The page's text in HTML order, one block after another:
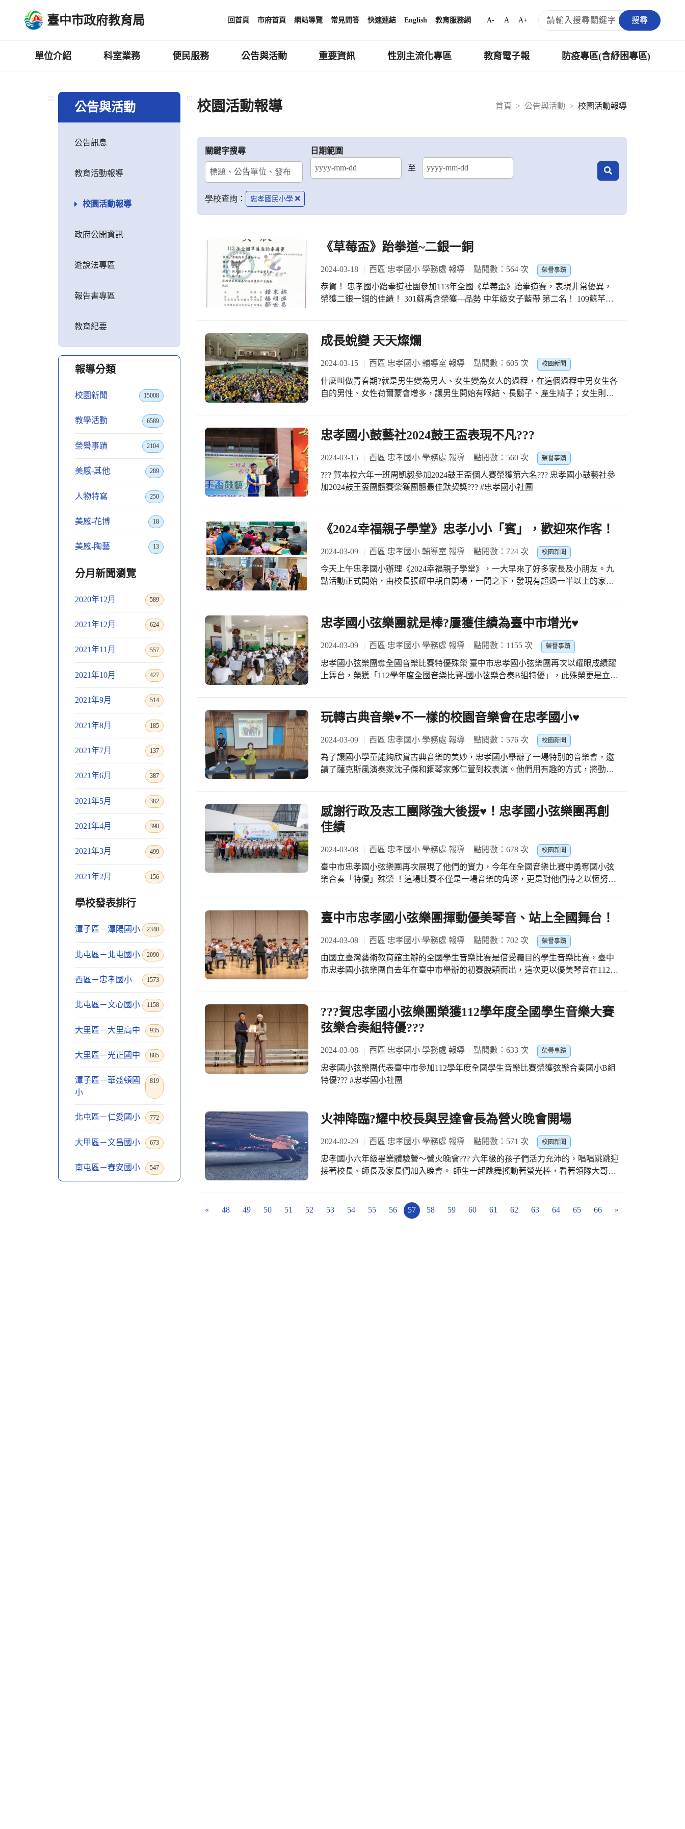
臺中市政府教育局 回首頁 市府首頁 網站導覽 常見問答 快速連結 English 教育服務網 A- A A+ 搜尋
單位介紹 科室業務 便民服務 公告與活動 重要資訊 性別主流化專區 教育電子報 防疫專區(含紓困專區)
:::
公告與活動
公告訊息
教育活動報導
校園活動報導
政府公開資訊
遊說法專區
報告書專區
教育紀要
報導分類
校園新聞 15008
教學活動 6589
榮譽事蹟 2104
美感-其他 289
人物特寫 250
美感-花博 18
美感-陶藝 13
分月新聞瀏覽
2020年12月 589
2021年12月 624
2021年11月 557
2021年10月 427
2021年9月 514
2021年8月 185
2021年7月 137
2021年6月 387
2021年5月 382
2021年4月 398
2021年3月 499
2021年2月 156
學校發表排行
潭子區－潭陽國小 2340
北屯區－北屯國小 2090
西區－忠孝國小 1573
北屯區－文心國小 1158
大里區－大里高中 935
大里區－光正國中 885
潭子區－華盛頓國
小
819
北屯區－仁愛國小 772
大甲區－文昌國小 673
南屯區－春安國小 547
:::
首頁
公告與活動 校園活動報導
校園活動報導
關鍵字搜尋
日期範圍
至
結束日期
學校查詢： 忠孝國民小學
《草莓盃》跆拳道~二銀一銅
2024-03-18 西區 忠孝國小 學務處 報導 點閱數：564 次 榮譽事蹟
恭賀！ 忠孝國小跆拳道社團參加113年全國《草莓盃》跆拳道賽，表現非常優異，
榮獲二銀一銅的佳績！ 301蘇禹含榮獲---品勢 中年級女子藍帶 第二名！ 109蘇芊含
成長蛻變 天天燦爛
2024-03-15 西區 忠孝國小 輔導室 報導 點閱數：605 次 校園新聞
什麼叫做青春期?就是男生變為男人、女生變為女人的過程，在這個過程中男女生各
自的男性、女性荷爾蒙會增多，讓男生開始有喉結、長鬍子、產生精子；女生則是
於夢遺不要感到害羞，只要記得:1.換掉髒的內褲2.身體洗乾淨3.換上乾淨的內褲及4.
自己清洗內褲，因為夢遺只是男生青春期後自然的生理現象，並記得運動時要穿合
身的內褲，晚上睡覺時可以換穿舒適的內褲。女生則是當胸部微微脹痛、腹部有微
脹的感覺時就代表月經快要來臨，只要初經來後，可以在書包準備隨身小袋，裡面
可放衛生棉、生理褲和衛生紙。當然，如果來不及準備，學校的健康中心及班級導
師都可以提供應急的衛生棉唷！
忠孝國小鼓藝社2024鼓王盃表現不凡???
2024-03-15 西區 忠孝國小 學務處 報導 點閱數：560 次 榮譽事蹟
??? 賀本校六年一班周凱毅參加2024鼓王盃個人賽榮獲第六名??? 忠孝國小鼓藝社參
加2024鼓王盃團體賽榮獲團體最佳默契獎??? #忠孝國小社團
《2024幸福親子學堂》忠孝小小「賓」，歡迎來作客！
2024-03-09 西區 忠孝國小 輔導室 報導 點閱數：724 次 校園新聞
今天上午忠孝國小辦理《2024幸福親子學堂》，一大早來了好多家長及小朋友。九
點活動正式開始，由校長張耀中親自開場，一問之下，發現有超過一半以上的家庭
教學年資超過20年的劉老師，除了說明忠孝「玩轉課程」，豐富多元，不像外界傳
言功課多，也提醒在場大朋友、小朋友倒數173天即將上小學，滑梯溜向忠孝，幸福
郵輪即將啟航，預備熱情的船票、信心的行李、快樂的球鞋、航道從「好知識」航
向「好品格」，準備好，未來1200個日子（6年），將在忠孝國小開創美好品格、幸
福學習的歡樂時光！ 接著熱鬧滾滾的「親子闖關活動」登場，「小小魔術師」好吸
睛、「智高積木」神槍手及陀螺好好玩、「動感FUN超人」好有趣、「足球小金
育中心團隊特地說明於忠孝國小自106年起實施的「浸潤式美語教學」國際教育班，
課後美語全方位學習！ 活動結束後，小朋友離開校門前，還跟同行好朋友相約〜
「要來讀忠孝國小喔！」 感謝今天早上特地撥空參與活動的家長及孩子們，期待與
您們的下一次相遇！ #忠孝學子活力優質：招生專線(04)2224-2161#716註冊組長 #忠
忠孝國小弦樂團就是棒?屢獲佳績為臺中市增光♥️
2024-03-09 西區 忠孝國小 學務處 報導 點閱數：1155 次 榮譽事蹟
忠孝國小弦樂團奪全國音樂比賽特優殊榮 臺中市忠孝國小弦樂團再次以耀眼成績躍
上舞台，榮獲「112學年度全國音樂比賽-國小弦樂合奏B組特優」，此殊榮更是立下
得桂冠。而這次，在全國比賽中區決賽中獲得特優，更是對他們辛勤付出的最好回
報。 特別要感謝指揮及指導：紀鎧齡博士老師的堅持與付出，帶領團員們在音樂的
路上不慬學會了音樂技巧，更養成了團隊合作的精神，對於這次的佳績，不僅僅是
展現出了他們的才華和毅力，在音樂的道路上繼續前行。 #忠孝國小社團
玩轉古典音樂♥️不一樣的校園音樂會在忠孝國小♥️
2024-03-09 西區 忠孝國小 學務處 報導 點閱數：576 次 校園新聞
為了讓國小學童能夠欣賞古典音樂的美妙，忠孝國小舉辦了一場特別的音樂會，邀
請了薩克斯風演奏家沈子傑和鋼琴家鄭仁萱到校表演。他們用有趣的方式，將動物
指揮非洲鹿、印度獅、馬來貘、白臀葉猴和蘇門答臘虎。這些動物都有自己的個性
和故事，也都會演奏不同的樂器，例如印度獅會吹法國號，馬來貘會吹長號等。小
朋友們看得津津有味，也跟著音樂拍手和歡呼。 接下來，沈子傑老師和鄭仁萱老師
用薩克斯風和鋼琴演奏了一些小朋友們熟悉的歌曲，例如孤勇者、天黑黑等。他們
還用雙頭木魚和非洲雷音鼓模仿雨滴和打雷的聲音，讓小朋友們驚喜不已。音樂會
的最後，他們還進行了有獎徵答，問小朋友們一些關於動物和樂器的問題，答對的
學生可以得到動物樂團的口罩作為紀念。 這場音樂會讓小朋友們不僅認識了更多的
感謝行政及志工團隊強大後援♥️！忠孝國小弦樂團再創
佳績
2024-03-08 西區 忠孝國小 學務處 報導 點閱數：678 次 校園新聞
臺中市忠孝國小弦樂團再次展現了他們的實力，今年在全國音樂比賽中勇奪國小弦
樂合奏「特優」殊榮 ！這場比賽不僅是一場音樂的角逐，更是對他們持之以恆努力
長、洪主任、陳組長和瀞文老師的支持相挺，每場比賽都親臨現場為團孩子們加油
們無後顧之憂，倍感溫暖。比賽時協助事先場勘、規劃動線、儀容整理，無不細心
照料每一位孩子，讓他們可以全心投入到比賽中，因為有你們的付出，才能讓弦樂
團毫無保留地展現自己的才華！ #忠孝國小社團
臺中市忠孝國小弦樂團揮動優美琴音、站上全國舞台！
2024-03-08 西區 忠孝國小 學務處 報導 點閱數：702 次 榮譽事蹟
由國立臺灣藝術教育館主辦的全國學生音樂比賽是倍受矚目的學生音樂比賽，臺中
市忠孝國小弦樂團自去年在臺中市舉辦的初賽脫穎而出，這次更以優美琴音在112年
外，自選曲則演出愛德華．葛利格的2首北歐旋律(Two Nordic Melodies)作品OP.63及
農民之舞(II. Cow-call and Peasant dance)，展現流暢且深入人心的演奏水準，在孩子
們的琴音中，讓我們彷彿也穿越時空，置身葛利格眼中的北歐鄉村風采。 忠孝國小
弦樂團這次能有如此佳績，除了感謝學校對社團發展的支持，更要特別感謝樂團指
揮及指導老師：紀鎧齡博士，指引孩子走在音樂的道路上，給予最大的關懷與指
導。 得知比賽獲得「特優」後，團員與老師們無不開心感動，有團員還告訴母親：
「好像在作夢一般！」課餘及週末辛苦的團練，在此時都結成甜美的果實。
???賀忠孝國小弦樂團榮獲112學年度全國學生音樂大賽
弦樂合奏組特優???
2024-03-08 西區 忠孝國小 學務處 報導 點閱數：633 次 榮譽事蹟
忠孝國小弦樂團代表臺中市參加112學年度全國學生音樂比賽榮獲弦樂合奏國小B組
特優??? #忠孝國小社團
火神降臨?耀中校長與昱達會長為營火晚會開場
2024-02-29 西區 忠孝國小 學務處 報導 點閱數：571 次 校園新聞
忠孝國小六年級畢業體驗營～營火晚會??? 六年級的孩子們活力充沛的，唱唱跳跳迎
接著校長、師長及家長們加入晚會。 師生一起跳舞搖動著螢光棒，看著領隊大哥哥
«
48 49 50 51 52 53 54 55 56 57 58 59 60 61 62 63 64 65 66 »